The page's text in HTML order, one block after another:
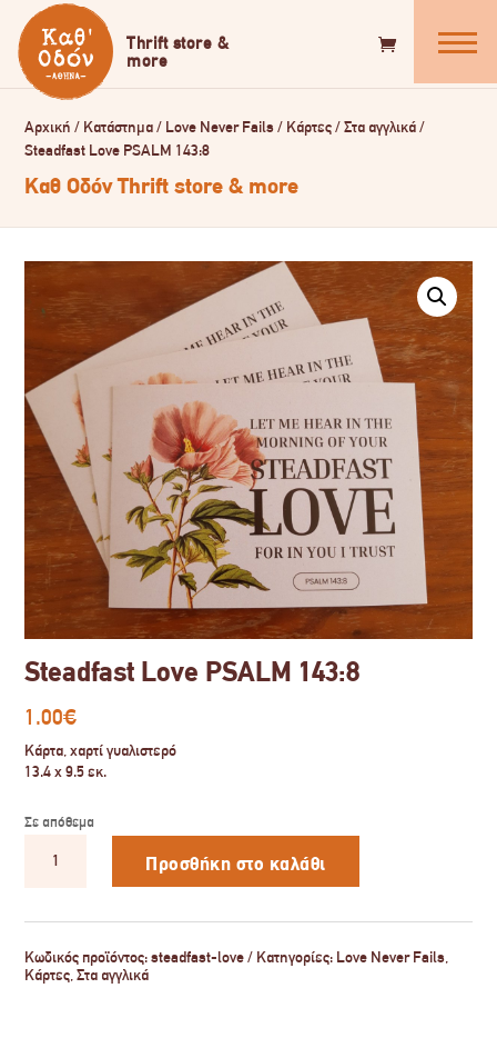
Αρχική / Κατάστημα/ Love Never Fails/ Κάρτες/Στα αγγλικά/
Steadfast Love PSALM 143:8
Καθ Οδόν Thrift store & more
Steadfast Love PSALM 143:8
1.00€
Κάρτα, χαρτί γυαλιστερό
13.4 x 9.5 εκ.
Σε απόθεμα
Love
ποσότητα
Προσθήκη στο καλάθι
Κωδικός προϊόντος:steadfast-love Κατηγορίες: Love Never Fails,
Κάρτες,Στα αγγλικά